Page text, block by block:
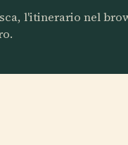
l'itinerario nel